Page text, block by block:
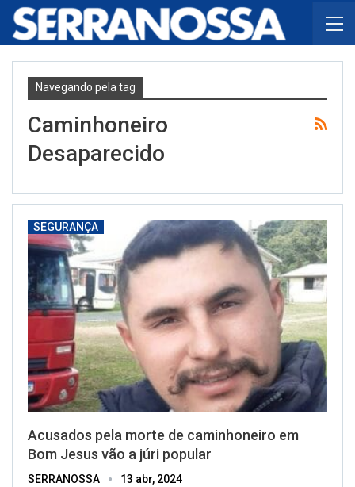
Navegando pela tag
Caminhoneiro
Desaparecido
SEGURANÇA
Acusados pela morte de caminhoneiro em
Bom Jesus vão a júri popular
SERRANOSSA 13 abr, 2024